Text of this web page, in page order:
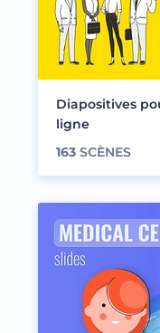
Diapositives
ligne
163 SCÈNES